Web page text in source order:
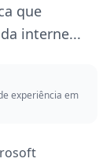
que
interne...
experiência em